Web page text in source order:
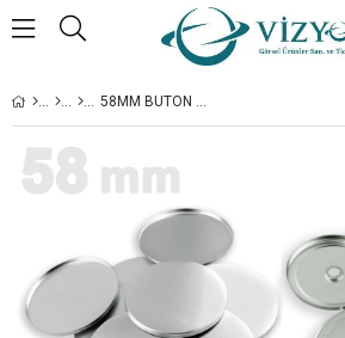
58MM BUTON SADE MAGNET SARF - 100 ADET